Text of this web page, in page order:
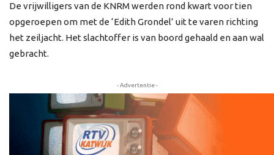
De vrijwilligers van de KNRM werden rond kwart voor tien
opgeroepen om met de ‘Edith Grondel’ uit te varen richting
het zeiljacht. Het slachtoffer is van boord gehaald en aan wal
gebracht.
- Advertentie -